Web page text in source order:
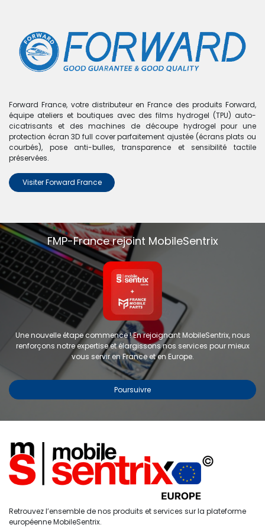
Étiquettes
Accueil Recherche
0
Compte
Boutique 0 articles trouvés.
Nous n'avons trouvé aucun
produit !
Aucun produit défini dans la catégorieHonor Play 8A.
Forward France, votre distributeur en France des produits Forward,
équipe ateliers et boutiques avec des films hydrogel (TPU) auto-
cicatrisants et des machines de découpe hydrogel pour une
protection écran 3D full cover parfaitement ajustée (écrans plats ou
courbés), pose anti-bulles, transparence et sensibilité tactile
préservées.
Visiter Forward France
FMP-France rejoint MobileSentrix
Une nouvelle étape commence ! En rejoignant MobileSentrix, nous
renforçons notre expertise et élargissons nos services pour mieux
vous servir en France et en Europe.
Poursuivre
Retrouvez l’ensemble de nos produits et services sur la plateforme
européenne MobileSentrix.
Copyright © 2024 FMP-France. Tous droits réservés